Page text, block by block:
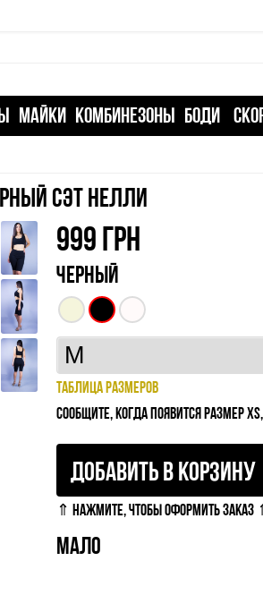
МАЙКИ КОМБИНЕЗОНЫ БОДИ
СЭТ НЕЛЛИ
999ГРН
ЧЕРНЫЙ
ТАБЛИЦА РАЗМЕРОВ
СООБЩИТЕ, КОГДА ПОЯВИТСЯ РАЗМЕР
ДОБАВИТЬ В КОРЗИНУ
⇑ НАЖМИТЕ, ЧТОБЫ ОФОРМИТЬ ЗАКАЗ
МАЛО